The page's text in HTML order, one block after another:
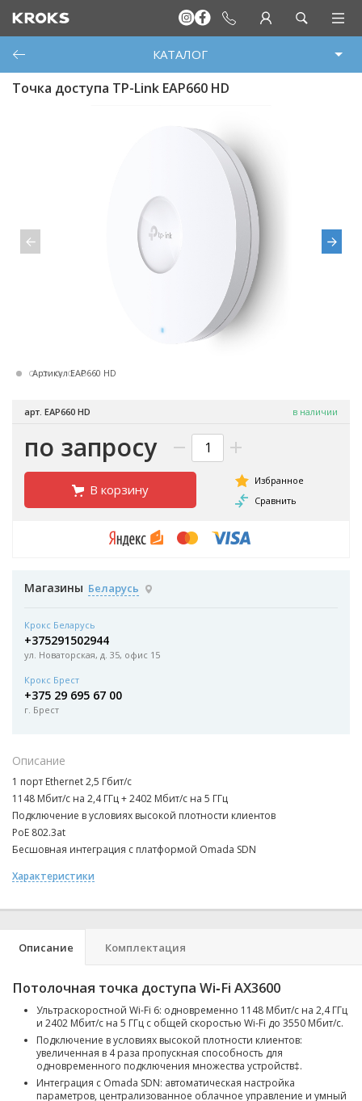
КАТАЛОГ
Точка доступа TP-Link EAP660 HD
Артикул EAP660 HD
арт. EAP660 HD в наличии
по запросу
В корзину
Магазины Беларусь
Крокс Беларусь
+375291502944
ул. Новаторская, д. 35, офис 15
Крокс Брест
+375 29 695 67 00
г. Брест
Описание
1 порт Ethernet 2,5 Гбит/с
1148 Мбит/с на 2,4 ГГц + 2402 Мбит/с на 5 ГГц
Подключение в условиях высокой плотности клиентов
PoE 802.3at
Бесшовная интеграция с платформой Omada SDN
Характеристики
Описание Комплектация
Потолочная точка доступа Wi‑Fi AX3600
Ультраскоростной Wi-Fi 6: одновременно 1148 Мбит/с на 2,4 ГГц
и 2402 Мбит/с на 5 ГГц с общей скоростью Wi-Fi до 3550 Мбит/с.
Подключение в условиях высокой плотности клиентов:
увеличенная в 4 раза пропускная способность для
одновременного подключения множества устройств‡.
Интеграция с Omada SDN: автоматическая настройка
параметров, централизованное облачное управление и умный